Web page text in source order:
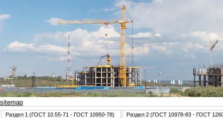
sitemap
Раздел 1 (ГОСТ 10.55-71 - ГОСТ 10950-78)
Раздел 2 (ГОСТ 10978-83 - ГОСТ